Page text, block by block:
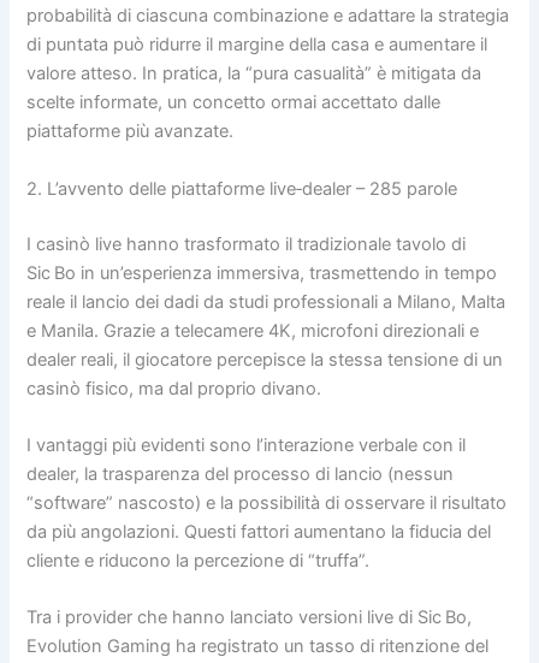
probabilità di ciascuna combinazione e adattare la strategia
di puntata può ridurre il margine della casa e aumentare il
valore atteso. In pratica, la “pura casualità” è mitigata da
scelte informate, un concetto ormai accettato dalle
piattaforme più avanzate.
2. L’avvento delle piattaforme live‑dealer – 285 parole
I casinò live hanno trasformato il tradizionale tavolo di
Sic Bo in un’esperienza immersiva, trasmettendo in tempo
reale il lancio dei dadi da studi professionali a Milano, Malta
e Manila. Grazie a telecamere 4K, microfoni direzionali e
dealer reali, il giocatore percepisce la stessa tensione di un
casinò fisico, ma dal proprio divano.
I vantaggi più evidenti sono l’interazione verbale con il
dealer, la trasparenza del processo di lancio (nessun
“software” nascosto) e la possibilità di osservare il risultato
da più angolazioni. Questi fattori aumentano la fiducia del
cliente e riducono la percezione di “truffa”.
Tra i provider che hanno lanciato versioni live di Sic Bo,
Evolution Gaming ha registrato un tasso di ritenzione del